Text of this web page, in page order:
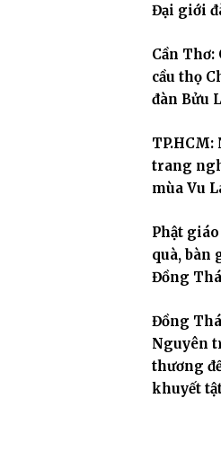
Đại giới
Cần
cầu thọ
đàn Bửu
TP.HCM:
trang
mùa Vu
Phật
quà, bàn
Đồng
Đồng
Nguyên
thương
khuyết